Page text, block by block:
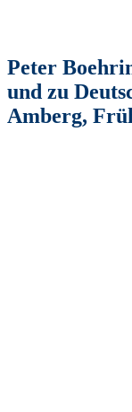
Peter
und zu
Amberg,